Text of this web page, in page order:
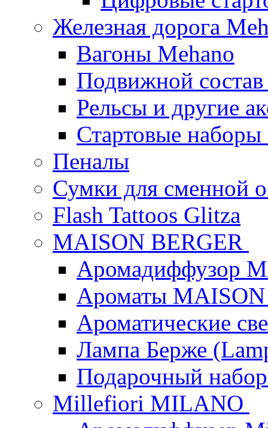
Железная дорога
Вагоны Mehano
Подвижной
Рельсы и другие
Стартовые
Пеналы
Сумки для сменной
Flash Tattoos Glitza
MAISON BERGER
Аромадиффузор
Ароматы
Ароматические
Лампа Берже
Подарочный
Millefiori MILANO